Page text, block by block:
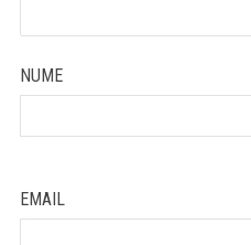
NUME
EMAIL